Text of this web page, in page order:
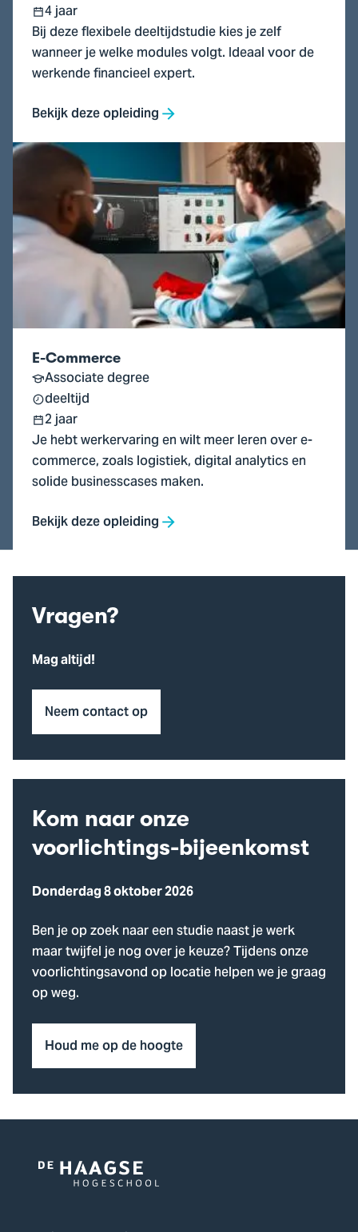
4 jaar
Bij deze flexibele deeltijdstudie kies je zelf
wanneer je welke modules volgt. Ideaal voor de
werkende financieel expert.
Bekijk deze opleiding
Ga
Commerce
E-Commerce
Associate degree
deeltijd
2 jaar
Je hebt werkervaring en wilt meer leren over e-
commerce, zoals logistiek, digital analytics en
solide businesscases maken.
Bekijk deze opleiding
Vragen?
Mag altijd!
Neem contact op
Kom naar onze
voorlichtings-bijeenkomst
Donderdag 8 oktober 2026
Ben je op zoek naar een studie naast je werk
maar twijfel je nog over je keuze? Tijdens onze
voorlichtingsavond op locatie helpen we je graag
op weg.
Houd me op de hoogte
Logo
De